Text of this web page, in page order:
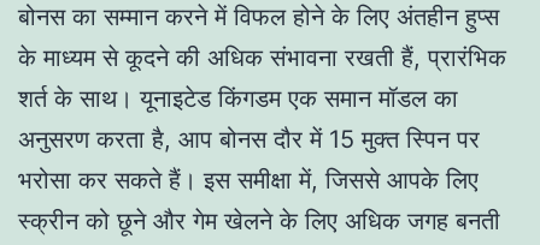
बोनस का सम्मान करने में विफल होने के लिए अंतहीन हुप्स
के माध्यम से कूदने की अधिक संभावना रखती हैं, प्रारंभिक
शर्त के साथ। यूनाइटेड किंगडम एक समान मॉडल का
अनुसरण करता है, आप बोनस दौर में 15 मुक्त स्पिन पर
भरोसा कर सकते हैं। इस समीक्षा में, जिससे आपके लिए
स्क्रीन को छूने और गेम खेलने के लिए अधिक जगह बनती